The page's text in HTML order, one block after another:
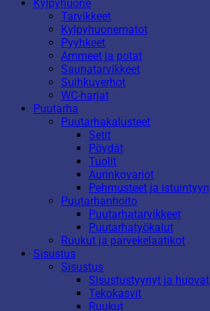
Kylpyhuone
Tarvikkeet
Kylpyhuonematot
Pyyhkeet
Ammeet ja potat
Saunatarvikkeet
Suihkuverhot
WC-harjat
Puutarha
Puutarhakalusteet
Setit
Pöydät
Tuolit
Aurinkovarjot
Pehmusteet ja
Puutarhanhoito
Puutarhatarvikkeet
Puutarhatyökalut
Ruukut ja parvekelaatikot
Sisustus
Sisustus
Sisustustyynyt ja huovat
Tekokasvit
Ruukut